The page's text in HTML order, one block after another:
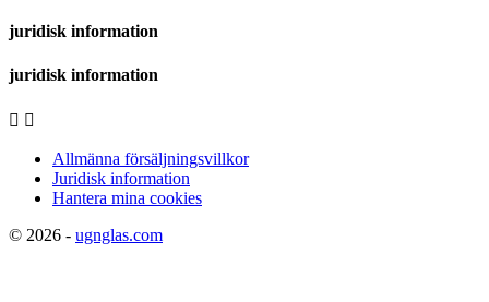
juridisk information
juridisk information
 
Allmänna försäljningsvillkor
Juridisk information
Hantera mina cookies
© 2026 - ugnglas.com